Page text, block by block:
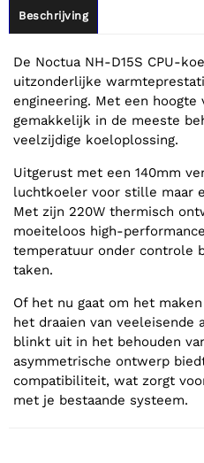
Beschrijving
De Noctua NH-D15S CPU-
uitzonderlijke
engineering. Met een hoogte
gemakkelijk in de meeste
veelzijdige koeloplossing.
Uitgerust met een 140mm
luchtkoeler voor stille maar
Met zijn 220W thermisch
moeiteloos high-
temperatuur onder controle
taken.
Of het nu gaat om het
het draaien van veeleisende
blinkt uit in het behouden
asymmetrische ontwerp
compatibiliteit, wat zorgt
met je bestaande systeem.